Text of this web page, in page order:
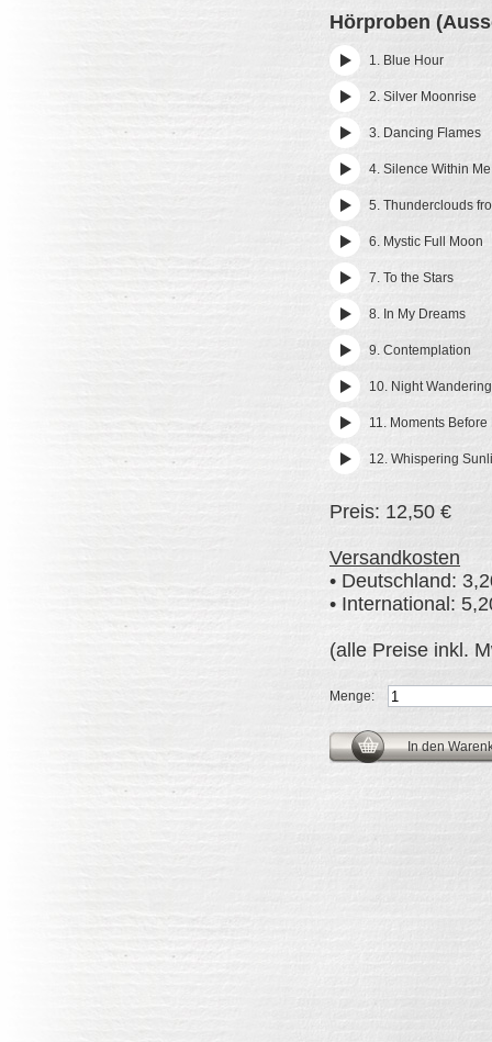
Hörproben
1. Blue Hour
2. Silver Moonrise
3. Dancing Flames
4. Silence Within Me
5. Thunderclouds
6. Mystic Full Moon
7. To the Stars
8. In My Dreams
9. Contemplation
10. Night
11. Moments Before
12. Whispering
Preis: 12,50 €
Versandkosten
• Deutschland:
• International:
(alle Preise inkl.
Menge: